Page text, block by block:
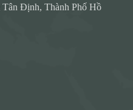
Định, Thành Phố Hồ